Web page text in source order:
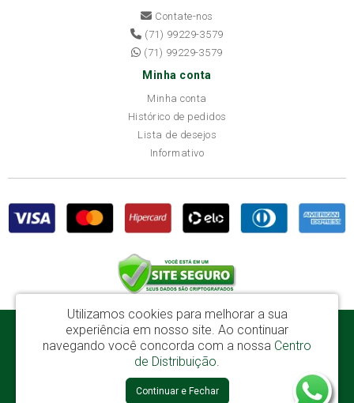
Contate-nos
(71) 99229-3579
(71) 99229-3579
Minha conta
Minha conta
Histórico de pedidos
Lista de desejos
Informativo
Disba Móveis Salvador Ltda - CNPJ: 52.081.184/0001-65
Av. Cardeal Avelar Brandão Villela, 2696 - Mata Escura - Salvador / BA - CEP:
41219-600
Disba © 2026
Utilizamos cookies para melhorar a sua
experiência em nosso site. Ao continuar
navegando você concorda com a nossa Centro
de Distribuição.
Continuar e Fechar